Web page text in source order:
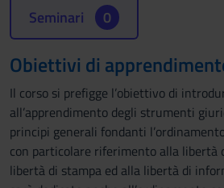
Seminari 0
Obiettivi di
Il corso si prefigge l’obiettivo di
all’apprendimento degli strumenti
principi generali fondanti
con particolare riferimento alla libertà
libertà di stampa ed alla libertà di